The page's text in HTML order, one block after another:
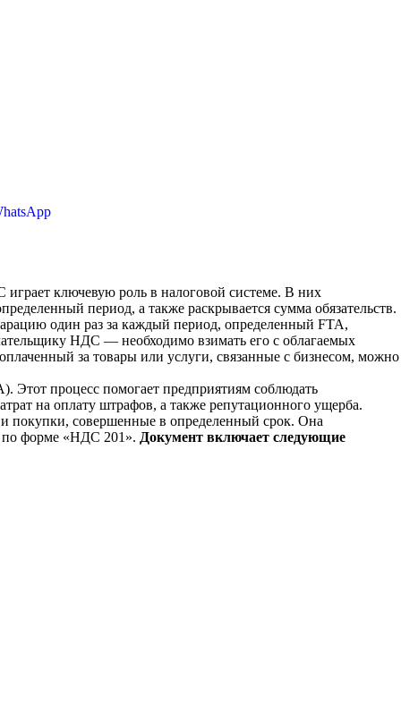
ключевую роль в налоговой системе. В них
период, а также раскрывается сумма обязательств.
один раз за каждый период, определенный FTA,
НДС — необходимо взимать его с облагаемых
за товары или услуги, связанные с бизнесом, можно
Этот процесс помогает предприятиям соблюдать
на оплату штрафов, а также репутационного ущерба.
совершенные в определенный срок. Она
по форме «НДС 201». Документ включает следующие